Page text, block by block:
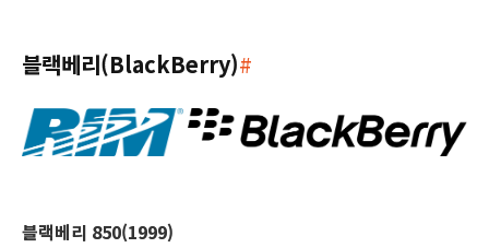
블랙베리(BlackBerry)#
블랙베리 850(1999)